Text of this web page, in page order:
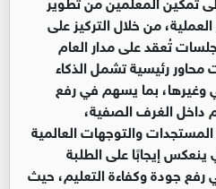
من خلال التركيز على
جلسات تُعقد على مدار العام
محاور رئيسية تشمل الذكاء
وغيرها، بما يسهم في رفع
داخل الغرف الصفية،
والتوجهات العالمية
ينعكس إيجابًا على الطلبة
رفع جودة وكفاءة التعليم، حيث